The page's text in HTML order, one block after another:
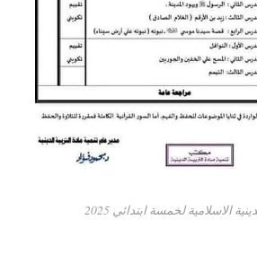
الاسلامية لخمسة ابتدائي 2025